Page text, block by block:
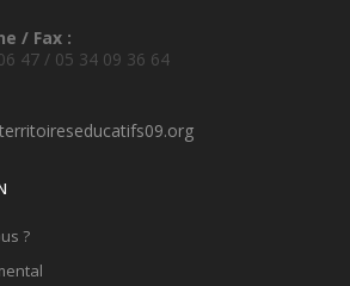
/ Fax :
47 / 05 34 09 36 64
S’ouvre
?